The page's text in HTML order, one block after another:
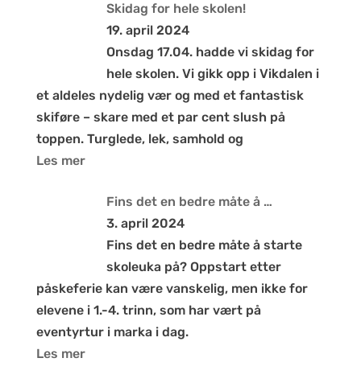
Skidag for hele skolen!
19. april 2024
Onsdag 17.04. hadde vi skidag for
hele skolen. Vi gikk opp i Vikdalen i
et aldeles nydelig vær og med et fantastisk
skiføre – skare med et par cent slush på
toppen. Turglede, lek, samhold og
Les mer
Fins det en bedre måte å …
3. april 2024
Fins det en bedre måte å starte
skoleuka på? Oppstart etter
påskeferie kan være vanskelig, men ikke for
elevene i 1.-4. trinn, som har vært på
eventyrtur i marka i dag.
Les mer